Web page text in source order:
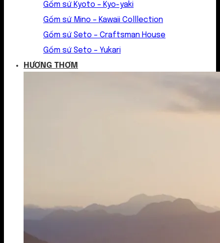
Gốm sứ Kyoto – Kyo-yaki
Gốm sứ Mino – Kawaii Colllection
Gốm sứ Seto – Craftsman House
Gốm sứ Seto – Yukari
HƯƠNG THƠM